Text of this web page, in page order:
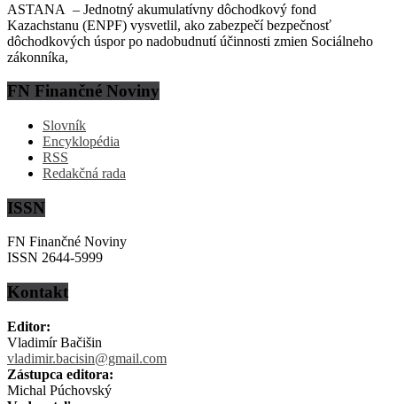
ASTANA – Jednotný akumulatívny dôchodkový fond
Kazachstanu (ENPF) vysvetlil, ako zabezpečí bezpečnosť
dôchodkových úspor po nadobudnutí účinnosti zmien Sociálneho
zákonníka,
FN Finančné Noviny
Slovník
Encyklopédia
RSS
Redakčná rada
ISSN
FN Finančné Noviny
ISSN 2644-5999
Kontakt
Editor:
Vladimír Bačišin
vladimir.bacisin@gmail.com
Zástupca editora:
Michal Púchovský